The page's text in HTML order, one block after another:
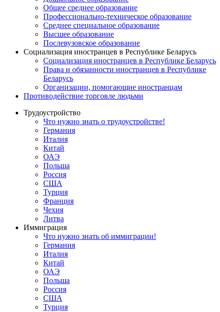
Общее среднее образование
Профессионально-техническое образование
Среднее специальное образование
Высшее образование
Послевузовское образование
Социализация иностранцев в Республике Беларусь
Социализация иностранцев в Республике Беларусь
Права и обязанности иностранцев в Республике
Беларусь
Oрганизации, помогающие иностранцам
Противодействие торговле людьми
Трудоустройство
Что нужно знать о трудоустройстве!
Германия
Италия
Китай
ОАЭ
Польша
Россия
США
Турция
Франция
Чехия
Литва
Иммиграция
Что нужно знать об иммиграции!
Германия
Италия
Китай
ОАЭ
Польша
Россия
США
Турция